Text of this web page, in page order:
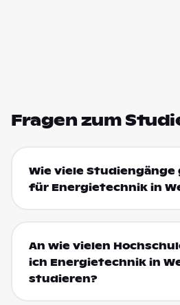
Fragen zum
Wie viele Studiengänge
für Energietechnik in
An wie vielen
ich Energietechnik in
studieren?